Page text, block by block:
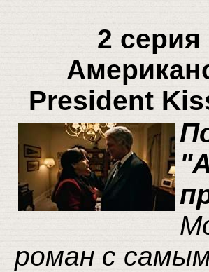
2
President
роман с